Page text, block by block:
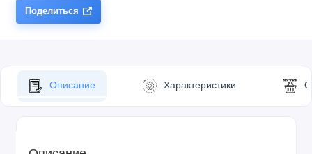
Поделиться
Описание Характеристики